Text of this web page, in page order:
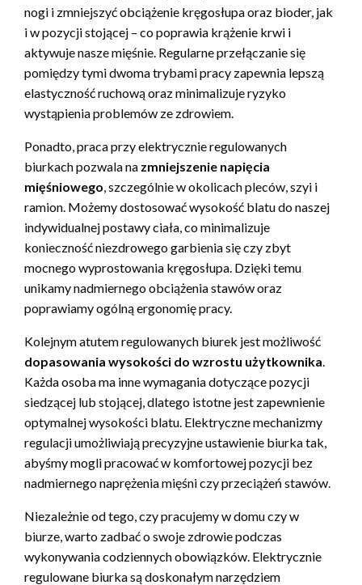
nogi i zmniejszyć obciążenie kręgosłupa oraz bioder, jak
i w pozycji stojącej – co poprawia krążenie krwi i
aktywuje nasze mięśnie. Regularne przełączanie się
pomiędzy tymi dwoma trybami pracy zapewnia lepszą
elastyczność ruchową oraz minimalizuje ryzyko
wystąpienia problemów ze zdrowiem.
Ponadto, praca przy elektrycznie regulowanych
biurkach pozwala na zmniejszenie napięcia
mięśniowego, szczególnie w okolicach pleców, szyi i
ramion. Możemy dostosować wysokość blatu do naszej
indywidualnej postawy ciała, co minimalizuje
konieczność niezdrowego garbienia się czy zbyt
mocnego wyprostowania kręgosłupa. Dzięki temu
unikamy nadmiernego obciążenia stawów oraz
poprawiamy ogólną ergonomię pracy.
Kolejnym atutem regulowanych biurek jest możliwość
dopasowania wysokości do wzrostu użytkownika.
Każda osoba ma inne wymagania dotyczące pozycji
siedzącej lub stojącej, dlatego istotne jest zapewnienie
optymalnej wysokości blatu. Elektryczne mechanizmy
regulacji umożliwiają precyzyjne ustawienie biurka tak,
abyśmy mogli pracować w komfortowej pozycji bez
nadmiernego naprężenia mięśni czy przeciążeń stawów.
Niezależnie od tego, czy pracujemy w domu czy w
biurze, warto zadbać o swoje zdrowie podczas
wykonywania codziennych obowiązków. Elektrycznie
regulowane biurka są doskonałym narzędziem